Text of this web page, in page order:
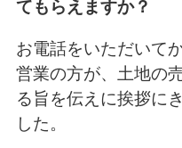
てもらえますか？
お電話をいただいて
営業の方が、土地の
る旨を伝えに挨拶に
した。